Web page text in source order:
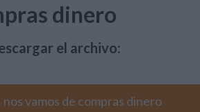
dinero
el archivo:
nos vamos de compras dinero